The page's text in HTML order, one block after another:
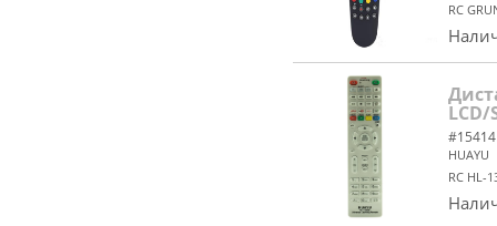
RC
LCD/
#15414
HUAYU
RC HL-